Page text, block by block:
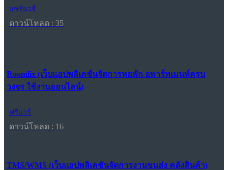
แชร์แวร์
ดาวน์โหลด : 35
Roomlix (เว็บแอปพลิเคชันจัดการหอพัก อพาร์ทเมนท์ครบ
วงจร ใช้งานออนไลน์)
ฟรีแวร์
ดาวน์โหลด : 16
TMS/WMS (เว็บแอปพลิเคชันจัดการงานขนส่ง คลังสินค้า)